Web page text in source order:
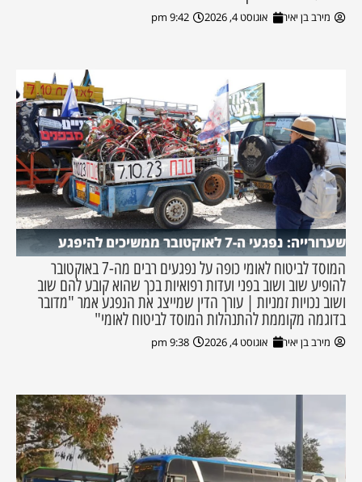
מירב בן יאיר אוגוסט 4, 2026 9:42 pm
שערורייה: נפגעי ה-7 לאוקטובר ממשיכים להיפגע
המוסד לביטוח לאומי כופה על נפגעים רבים מה-7 באוקטובר
להופיע שוב ושוב בפני ועדות רפואיות בכך שהוא קובע להם שוב
ושוב נכויות זמניות | עורך הדין שמייצג את הנפגע אמר "מדובר
בדוגמה מקוממת להתנהלות המוסד לביטוח לאומי"
מירב בן יאיר אוגוסט 4, 2026 9:38 pm